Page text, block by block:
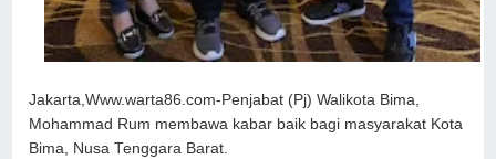
Jakarta,Www.warta86.com-Penjabat (Pj) Walikota Bima,
Mohammad Rum membawa kabar baik bagi masyarakat Kota
Bima, Nusa Tenggara Barat.